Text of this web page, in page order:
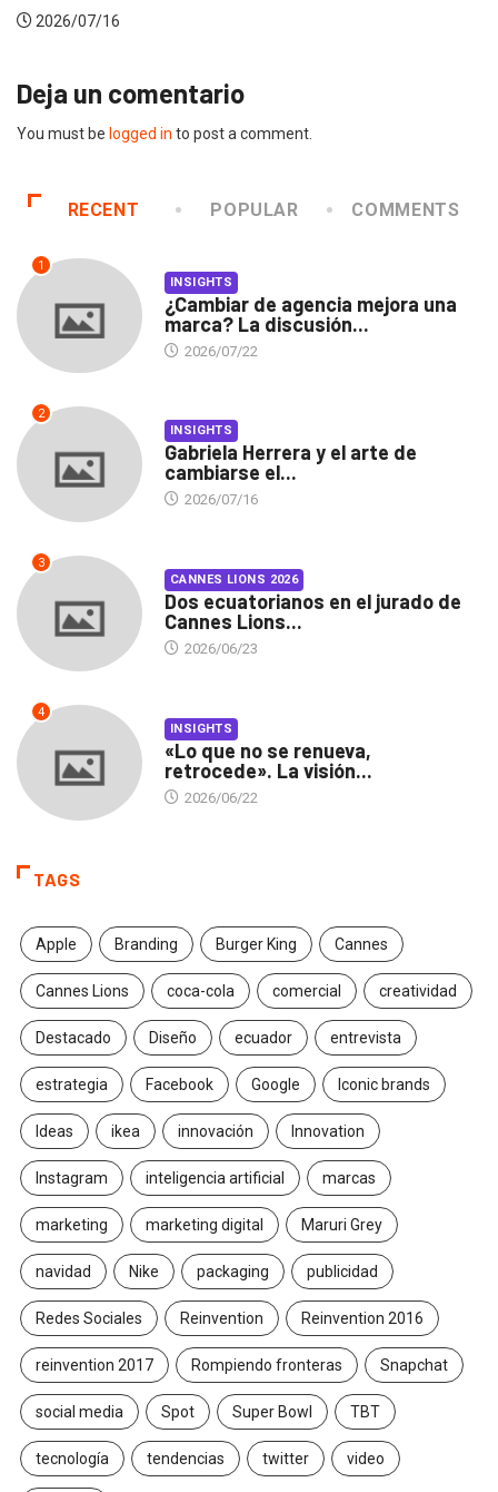
2026/07/16
Deja un comentario
You must be logged in to post a comment.
RECENT POPULAR COMMENTS
1
INSIGHTS
¿Cambiar de agencia mejora una
marca? La discusión...
2026/07/22
2
INSIGHTS
Gabriela Herrera y el arte de
cambiarse el...
2026/07/16
3
CANNES LIONS 2026
Dos ecuatorianos en el jurado de
Cannes Lions...
2026/06/23
4
INSIGHTS
«Lo que no se renueva,
retrocede». La visión...
2026/06/22
TAGS
Apple Branding Burger King Cannes
Cannes Lions coca-cola comercial creatividad
Destacado Diseño ecuador entrevista
estrategia Facebook Google Iconic brands
Ideas ikea innovación Innovation
Instagram inteligencia artificial marcas
marketing marketing digital Maruri Grey
navidad Nike packaging publicidad
Redes Sociales Reinvention Reinvention 2016
reinvention 2017 Rompiendo fronteras Snapchat
social media Spot Super Bowl TBT
tecnología tendencias twitter video